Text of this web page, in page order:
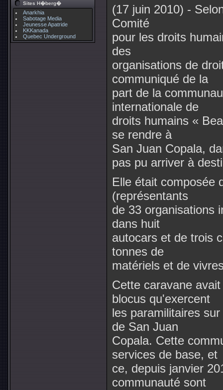
Sites H�berg�
Anarkhia
Sabotage Media
Jeunesse Apatride
KKKanada
Quebec Underground
(17 juin 2010) -
Comité
pour les droits
des
organisations de
communiqué de la
part de la
internationale de
droits humains «
se rendre à
San Juan Copala,
pas pu arriver à
Elle était composée
(représentants
de 33 organisations
dans huit
autocars et de trois
tonnes de
matériels et de
Cette caravane
blocus qu'exercent
les paramilitaires
de San Juan
Copala. Cette
services de base, et
ce, depuis janvier
communauté sont